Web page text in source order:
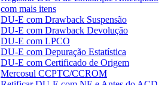
com mais itens
DU-E com Drawback Suspensão
DU-E com Drawback Devolução
DU-E com LPCO
DU-E com Depuração Estatística
DU-E com Certificado de Origem
Mercosul CCPTC/CCROM